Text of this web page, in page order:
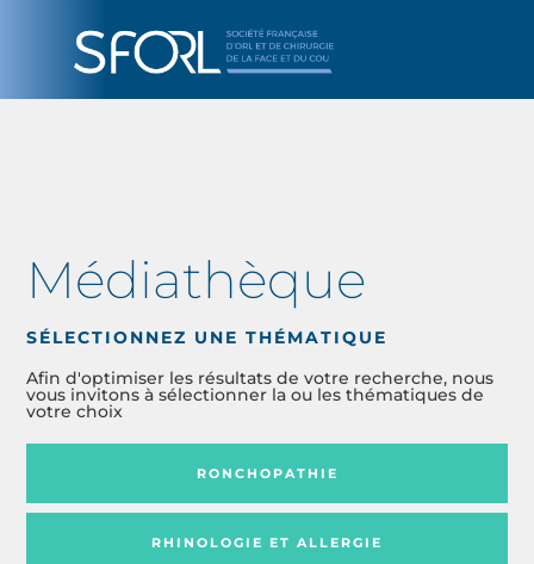
Médiathèque
SÉLECTIONNEZ UNE THÉMATIQUE
Afin d'optimiser les résultats de votre recherche, nous
vous invitons à sélectionner la ou les thématiques de
votre choix
RONCHOPATHIE
RHINOLOGIE ET ALLERGIE